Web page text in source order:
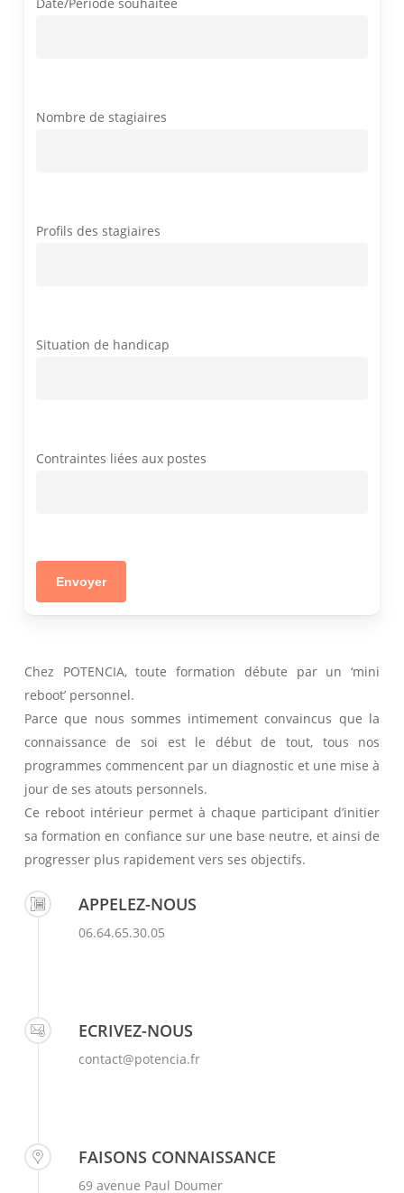
Date/Période souhaitée
Nombre de stagiaires
Profils des stagiaires
Situation de handicap
Contraintes liées aux postes
Chez POTENCIA, toute formation débute par un ‘mini
reboot’ personnel.
Parce que nous sommes intimement convaincus que la
connaissance de soi est le début de tout, tous nos
programmes commencent par un diagnostic et une mise à
jour de ses atouts personnels.
Ce reboot intérieur permet à chaque participant d’initier
sa formation en confiance sur une base neutre, et ainsi de
progresser plus rapidement vers ses objectifs.
APPELEZ-NOUS
06.64.65.30.05
ECRIVEZ-NOUS
contact@potencia.fr
FAISONS CONNAISSANCE
69 avenue Paul Doumer